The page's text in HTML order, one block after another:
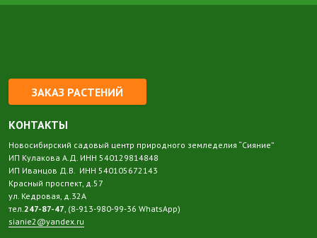
ЗАКАЗ РАСТЕНИЙ
КОНТАКТЫ
Новосибирский садовый центр природного земледелия “Сияние”
ИП Кулакова А.Д. ИНН 540129814848
ИП Иванцов Д.В. ИНН 540105672143
Красный проспект, д.57
ул. Кедровая, д.32А
тел.247-87-47, (8-913-980-99-36 WhatsApp)
sianie2@yandex.ru